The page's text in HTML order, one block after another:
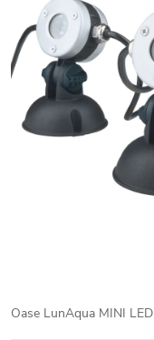
Oase LunAqua MINI LED